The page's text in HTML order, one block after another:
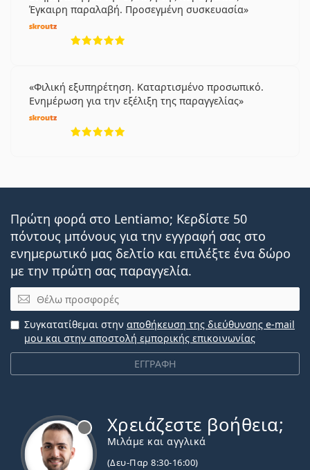
Έγκαιρη παραλαβή. Προσεγμένη συσκευασία
Φιλική εξυπηρέτηση. Καταρτισμένο προσωπικό.
Ενημέρωση για την εξέλιξη της παραγγελίας
Πρώτη φορά στο Lentiamo; Κερδίστε 50
πόντους μπόνους για την εγγραφή σας στο
ενημερωτικό μας δελτίο και επιλέξτε ένα δώρο
με την πρώτη σας παραγγελία.
Email
ΕΓΓΡΑΦΗ
Συγκατατίθεμαι στην αποθήκευση της διεύθυνσης e-mail
μου και στην αποστολή εμπορικής επικοινωνίας
Χρειάζεστε βοήθεια;
Μιλάμε και αγγλικά
(Δευ-Παρ 8:30-16:00)